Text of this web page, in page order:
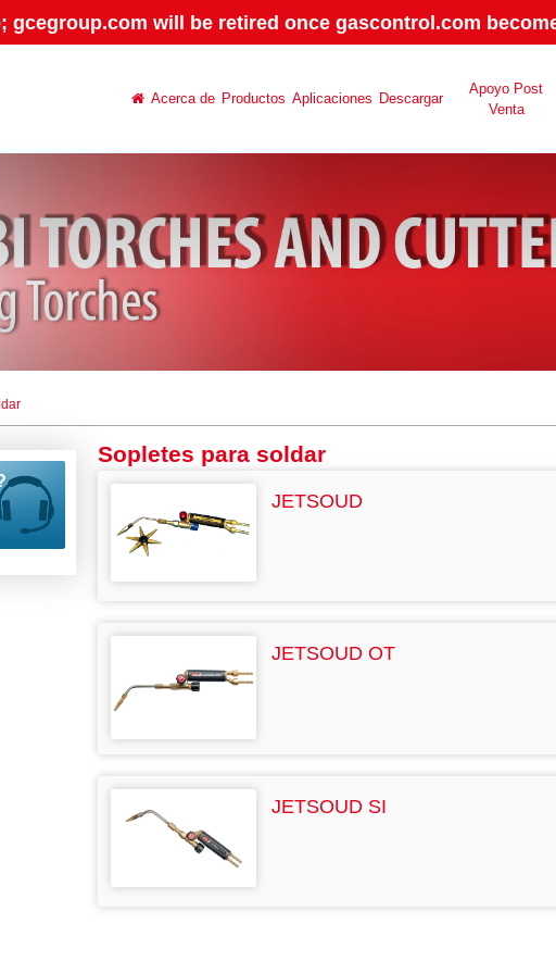
gcegroup.com will be retired once gascontrol.com
Acerca de Productos Aplicaciones Descargar
Apoyo Post
Venta
Sopletes para soldar
JETSOUD
JETSOUD OT
JETSOUD SI